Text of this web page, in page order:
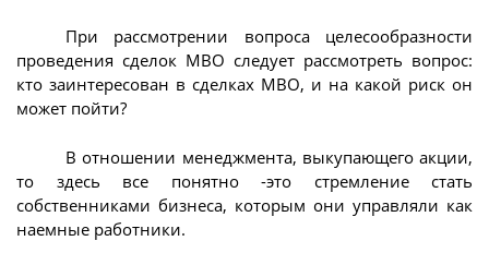
При рассмотрении вопроса целесообразности
проведения сделок МВО следует рассмотреть вопрос:
кто заинтересован в сделках МВО, и на какой риск он
может пойти?
В отношении менеджмента, выкупающего акции,
то здесь все понятно -это стремление стать
собственниками бизнеса, которым они управляли как
наемные работники.